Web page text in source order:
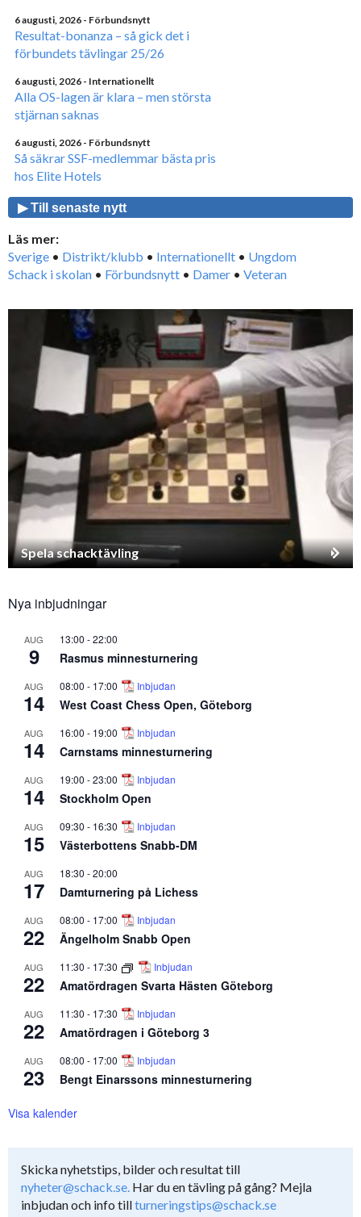
6 augusti, 2026 - Förbundsnytt
Resultat-bonanza – så gick det i
förbundets tävlingar 25/26
6 augusti, 2026 - Internationellt
Alla OS-lagen är klara – men största
stjärnan saknas
6 augusti, 2026 - Förbundsnytt
Så säkrar SSF-medlemmar bästa pris
hos Elite Hotels
▶ Till senaste nytt
Läs mer:
Sverige • Distrikt/klubb • Internationellt • Ungdom
Schack i skolan • Förbundsnytt • Damer • Veteran
Spela schacktävling
Nya inbjudningar
AUG
9
13:00 -22:00
Rasmus minnesturnering
AUG
14
08:00 - 17:00 Inbjudan
West Coast Chess Open, Göteborg
AUG
14
16:00 - 19:00 Inbjudan
Carnstams minnesturnering
AUG
14
19:00 -23:00 Inbjudan
Stockholm Open
AUG
15
09:30 - 16:30 Inbjudan
Västerbottens Snabb-DM
AUG
17
18:30 -20:00
Damturnering på Lichess
AUG
22
08:00 - 17:00 Inbjudan
Ängelholm Snabb Open
AUG
22
11:30 - 17:30 Inbjudan
Amatördragen Svarta Hästen Göteborg
AUG
22
11:30 - 17:30 Inbjudan
Amatördragen i Göteborg 3
AUG
23
08:00 - 17:00 Inbjudan
Bengt Einarssons minnesturnering
Visa kalender
Skicka nyhetstips, bilder och resultat till
nyheter@schack.se. Har du en tävling på gång? Mejla
inbjudan och info tillturneringstips@schack.se